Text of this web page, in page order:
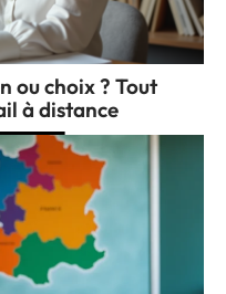
ou choix ? Tout
à distance